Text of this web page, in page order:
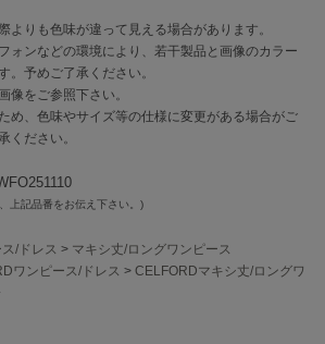
よりも色味が違って見える場合があります。
ォンなどの環境により、若干製品と画像のカラー
。予めご了承ください。
像をご参照下さい。
め、色味やサイズ等の仕様に変更がある場合がご
ください。
上記品番をお伝え下さい。)
/ドレス > マキシ丈/ロングワンピース
ワンピース/ドレス > CELFORDマキシ丈/ロングワ